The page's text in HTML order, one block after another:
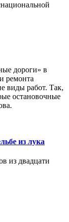
дороги» в
ремонта
виды работ. Так,
остановочные
из лука
из двадцати